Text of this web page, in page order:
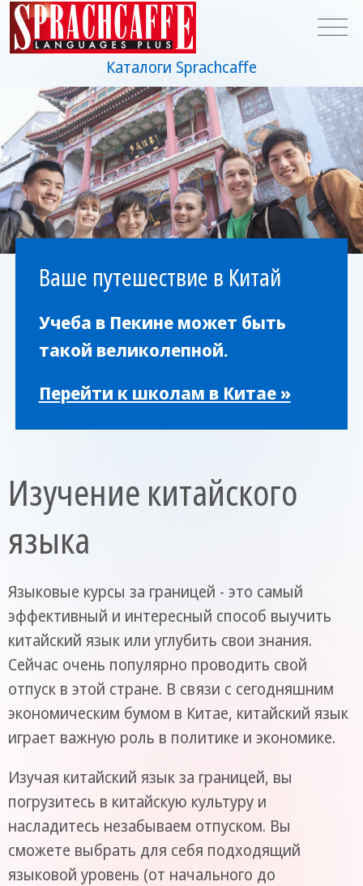
Каталоги Sprachcaffe
Ваше путешествие в Китай
Учеба в Пекине может быть
такой великолепной.
Перейти к школам в Китае »
Изучение китайского
языка
Языковые курсы за границей - это самый
эффективный и интересный способ выучить
китайский язык или углубить свои знания.
Сейчас очень популярно проводить свой
отпуск в этой стране. В связи с сегодняшним
экономическим бумом в Китае, китайский язык
играет важную роль в политике и экономике.
Изучая китайский язык за границей, вы
погрузитесь в китайскую культуру и
насладитесь незабываем отпуском. Вы
сможете выбрать для себя подходящий
языковой уровень (от начального до